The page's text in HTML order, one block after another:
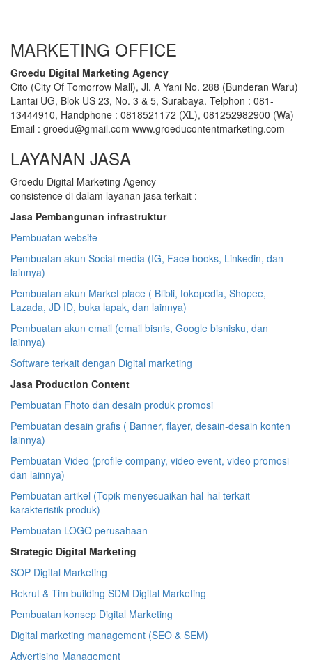
MARKETING OFFICE
Groedu Digital Marketing Agency
Cito (City Of Tomorrow Mall), Jl. A Yani No. 288 (Bunderan Waru)
Lantai UG, Blok US 23, No. 3 & 5, Surabaya. Telphon : 081-
13444910, Handphone : 0818521172 (XL), 081252982900 (Wa)
Email : groedu@gmail.com www.groeducontentmarketing.com
LAYANAN JASA
Groedu Digital Marketing Agency
consistence di dalam layanan jasa terkait :
Jasa Pembangunan infrastruktur
Pembuatan website
Pembuatan akun Social media (IG, Face books, Linkedin, dan
lainnya)
Pembuatan akun Market place ( Blibli, tokopedia, Shopee,
Lazada, JD ID, buka lapak, dan lainnya)
Pembuatan akun email (email bisnis, Google bisnisku, dan
lainnya)
Software terkait dengan Digital marketing
Jasa Production Content
Pembuatan Fhoto dan desain produk promosi
Pembuatan desain grafis ( Banner, flayer, desain-desain konten
lainnya)
Pembuatan Video (profile company, video event, video promosi
dan lainnya)
Pembuatan artikel (Topik menyesuaikan hal-hal terkait
karakteristik produk)
Pembuatan LOGO perusahaan
Strategic Digital Marketing
SOP Digital Marketing
Rekrut & Tim building SDM Digital Marketing
Pembuatan konsep Digital Marketing
Digital marketing management (SEO & SEM)
Advertising Management